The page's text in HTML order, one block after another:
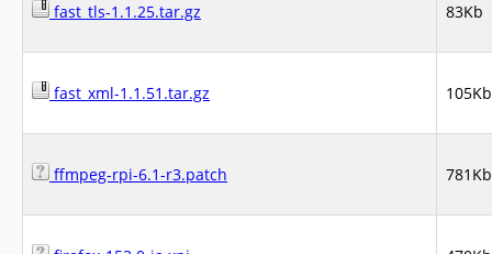
fast_tls-1.1.25.tar.gz 83Kb
fast_xml-1.1.51.tar.gz 105Kb
ffmpeg-rpi-6.1-r3.patch 781Kb